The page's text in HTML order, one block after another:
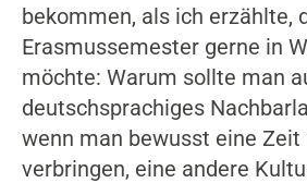
bekommen, als ich erzählte,
Erasmussemester gerne in
möchte: Warum sollte man
deutschsprachiges
wenn man bewusst eine Zeit
verbringen, eine andere